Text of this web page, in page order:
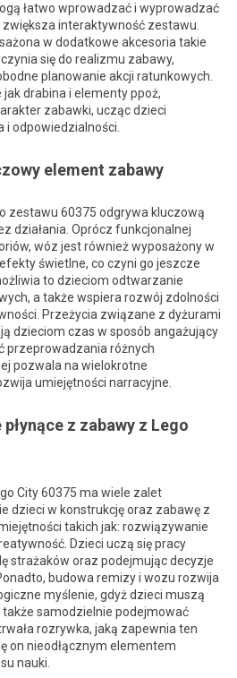
łatwo wprowadzać i wyprowadzać
interaktywność zestawu.
w dodatkowe akcesoria takie
się do realizmu zabawy,
planowanie akcji ratunkowych.
drabina i elementy ppoż,
zabawki, ucząc dzieci
i odpowiedzialności.
element zabawy
zestawu 60375 odgrywa kluczową
działania. Oprócz funkcjonalnej
wóz jest również wyposażony w
świetlne, co czyni go jeszcze
to dzieciom odtwarzanie
a także wspiera rozwój zdolności
Przeżycia związane z dyżurami
dzieciom czas w sposób angażujący
przeprowadzania różnych
pozwala na wielokrotne
umiejętności narracyjne.
z zabawy z Lego
City 60375 ma wiele zalet
dzieci w konstrukcję oraz zabawę z
takich jak: rozwiązywanie
Dzieci uczą się pracy
strażaków oraz podejmując decyzje
budowa remizy i wozu rozwija
myślenie, gdyż dzieci muszą
także samodzielnie podejmować
rozrywka, jaką zapewnia ten
on nieodłącznym elementem
nauki.